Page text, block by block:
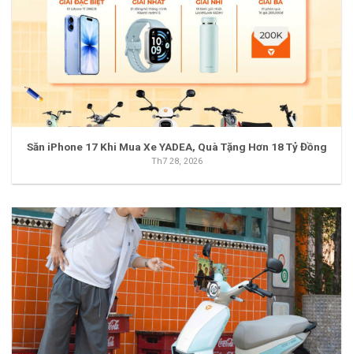
Săn iPhone 17 Khi Mua Xe YADEA, Quà Tặng Hơn 18 Tỷ Đồng
Th7 28, 2026